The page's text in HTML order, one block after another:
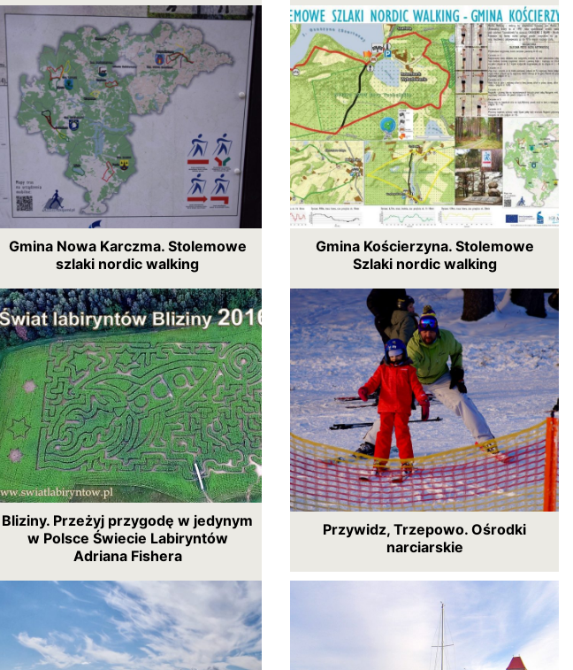
Gmina Nowa Karczma. Stolemowe
szlaki nordic walking
Gmina Kościerzyna. Stolemowe
Szlaki nordic walking
Bliziny. Przeżyj przygodę w jedynym
w Polsce Świecie Labiryntów
Adriana Fishera
Przywidz, Trzepowo. Ośrodki
narciarskie